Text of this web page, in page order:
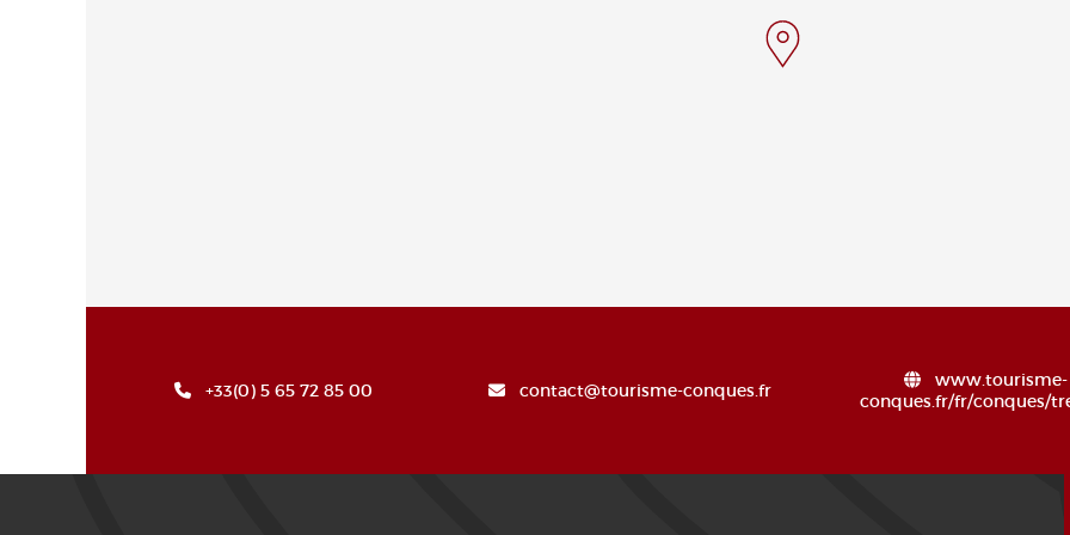
+33(0) 5 65 72 85 00 contact@tourisme-conques.fr
www.tourisme-
conques.fr/fr/conques/